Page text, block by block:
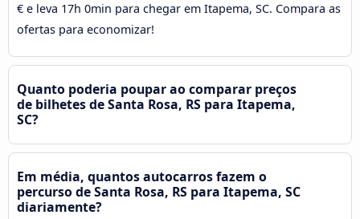
€ e leva 17h 0min para chegar em Itapema, SC. Compara as
ofertas para economizar!
Quanto poderia poupar ao comparar preços
de bilhetes de Santa Rosa, RS para Itapema,
SC?
Em média, quantos autocarros fazem o
percurso de Santa Rosa, RS para Itapema, SC
diariamente?